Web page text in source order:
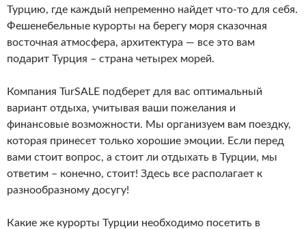
Турцию, где каждый непременно найдет что-то для себя.
Фешенебельные курорты на берегу моря сказочная
восточная атмосфера, архитектура — все это вам
подарит Турция – страна четырех морей.
Компания TurSALE подберет для вас оптимальный
вариант отдыха, учитывая ваши пожелания и
финансовые возможности. Мы организуем вам поездку,
которая принесет только хорошие эмоции. Если перед
вами стоит вопрос, а стоит ли отдыхать в Турции, мы
ответим – конечно, стоит! Здесь все располагает к
разнообразному досугу!
Какие же курорты Турции необходимо посетить в